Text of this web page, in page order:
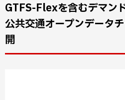
GTFS-Flexを含むデマン
公共交通オープンデータ
開